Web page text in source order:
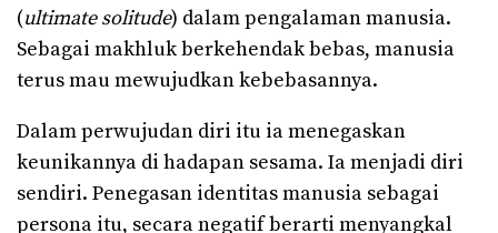
(ultimate solitude) dalam pengalaman manusia.
Sebagai makhluk berkehendak bebas, manusia
terus mau mewujudkan kebebasannya.
Dalam perwujudan diri itu ia menegaskan
keunikannya di hadapan sesama. Ia menjadi diri
sendiri. Penegasan identitas manusia sebagai
persona itu, secara negatif berarti menyangkal